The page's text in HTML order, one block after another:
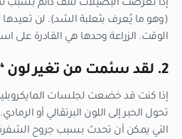
إذا تعرضت البصيلات لتلف دائم
(وهو ما يُعرف بثعلبة الشد). لن
الوقت. الزراعة وحدها هي القادرة على
2. لقد سئمت من تغير لون “الحبر الباهت”
إذا كنت قد خضعت لجلسات
تحول الحبر إلى اللون البرتقالي أو
التي يمكن أن تحدث بسبب جروح الشفرة